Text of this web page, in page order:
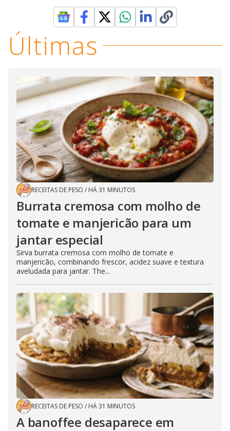
Últimas
RECEITAS DE PESO / HÁ 31 MINUTOS
Burrata cremosa com molho de
tomate e manjericão para um
jantar especial
Sirva burrata cremosa com molho de tomate e
manjericão, combinando frescor, acidez suave e textura
aveludada para jantar. The...
RECEITAS DE PESO / HÁ 31 MINUTOS
A banoffee desaparece em